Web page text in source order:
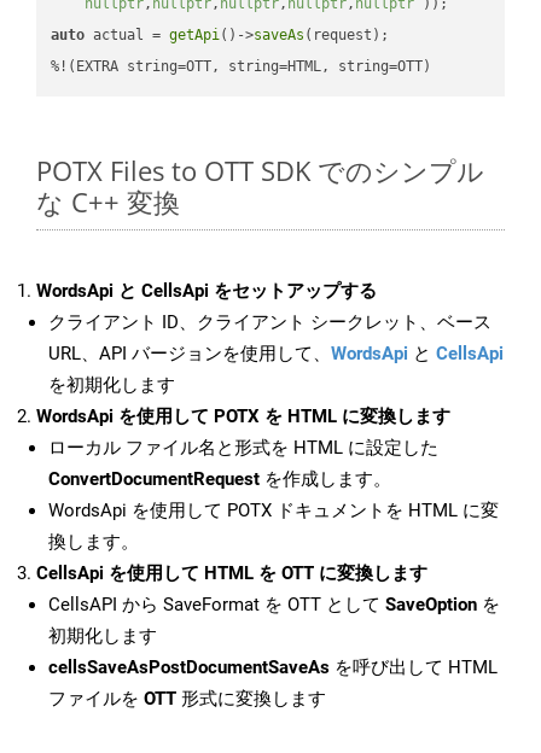
nullptr, nullptr, nullptr, nullptr, nullptr ))
auto actual = getApi()->saveAs (request);
%!(EXTRA string=OTT, string=HTML, string=OTT)
POTX Files to OTT SDK でのシンプル
な C++ 変換
WordsApi と CellsApi をセットアップする
クライアント ID、クライアント シークレット、ベース
URL、API バージョンを使用して、 WordsApi と CellsApi
を初期化します
WordsApi を使用して POTX を HTML に変換します
ローカル ファイル名と形式を HTML に設定した
ConvertDocumentRequest を作成します。
WordsApi を使用して POTX ドキュメントを HTML に変
換します。
CellsApi を使用して HTML を OTT に変換します
CellsAPI から SaveFormat を OTT として SaveOption を
初期化します
cellsSaveAsPostDocumentSaveAs を呼び出して HTML
ファイルを OTT 形式に変換します